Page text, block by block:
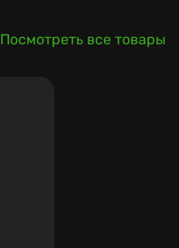
Посмотреть все товары